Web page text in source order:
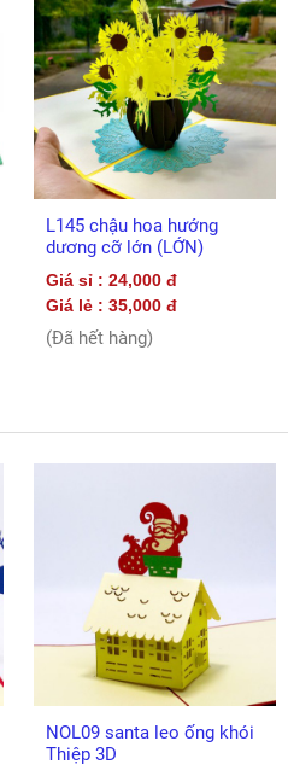
L145 chậu hoa hướng
dương cỡ lớn (LỚN)
Giá sỉ : 24,000 đ
Giá lẻ : 35,000 đ
(Đã hết hàng)
NOL09 santa leo ống khói
Thiệp 3D